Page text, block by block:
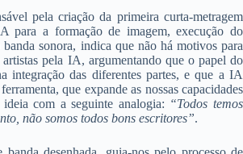
pela criação da primeira curta-metragem
para a formação de imagem, execução do
sonora, indica que não há motivos para
pela IA, argumentando que o papel do
integração das diferentes partes, e que a IA
que expande as nossas capacidades
com a seguinte analogia: “Todos temos
não somos todos bons escritores”.